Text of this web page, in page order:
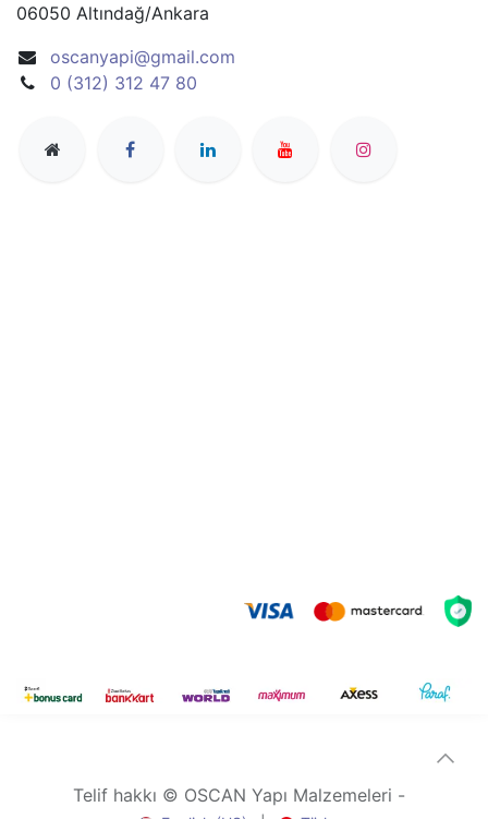
06050 Altındağ/Ankara
oscanyapi@gmail.com
0 (312) 312 47 80
Telif hakkı © OSCAN Yapı Malzemeleri -